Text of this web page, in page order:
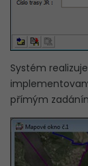
Systém
přímým